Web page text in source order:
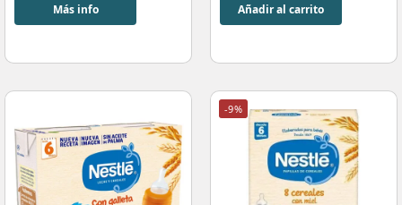
Más info Añadir al carrito
-9%